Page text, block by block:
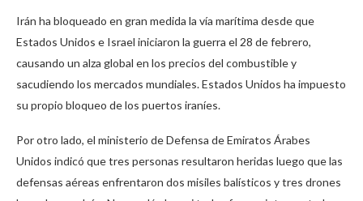
Irán ha bloqueado en gran medida la vía marítima desde que
Estados Unidos e Israel iniciaron la guerra el 28 de febrero,
causando un alza global en los precios del combustible y
sacudiendo los mercados mundiales. Estados Unidos ha impuesto
su propio bloqueo de los puertos iraníes.
Por otro lado, el ministerio de Defensa de Emiratos Árabes
Unidos indicó que tres personas resultaron heridas luego que las
defensas aéreas enfrentaron dos misiles balísticos y tres drones